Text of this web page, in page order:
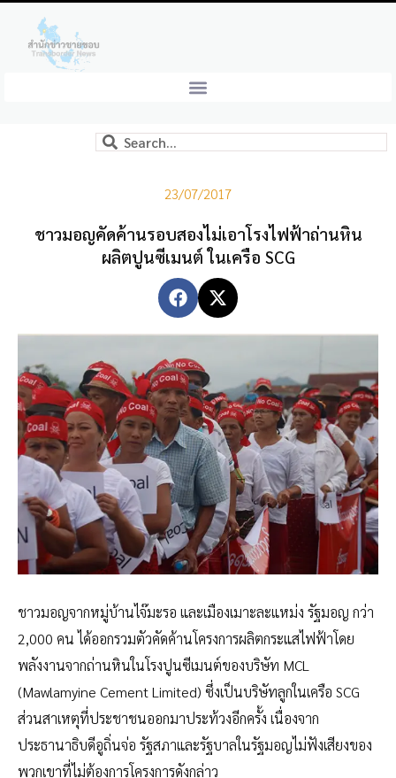
23/07/2017
ชาวมอญคัดค้านรอบสองไม่เอาโรงไฟฟ้าถ่านหิน
ผลิตปูนซีเมนต์ ในเครือ SCG
ชาวมอญจากหมู่บ้านไจ๊มะรอ และเมืองเมาะละแหม่ง รัฐมอญ กว่า
2,000 คน ได้ออกรวมตัวคัดค้านโครงการผลิตกระแสไฟฟ้าโดย
พลังงานจากถ่านหินในโรงปูนซีเมนต์ของบริษัท MCL
(Mawlamyine Cement Limited) ซึ่งเป็นบริษัทลูกในเครือ SCG
ส่วนสาเหตุที่ประชาชนออกมาประท้วงอีกครั้ง เนื่องจาก
ประธานาธิบดีอูถิ่นจ่อ รัฐสภาและรัฐบาลในรัฐมอญไม่ฟังเสียงของ
พวกเขาที่ไม่ต้องการโครงการดังกล่าว